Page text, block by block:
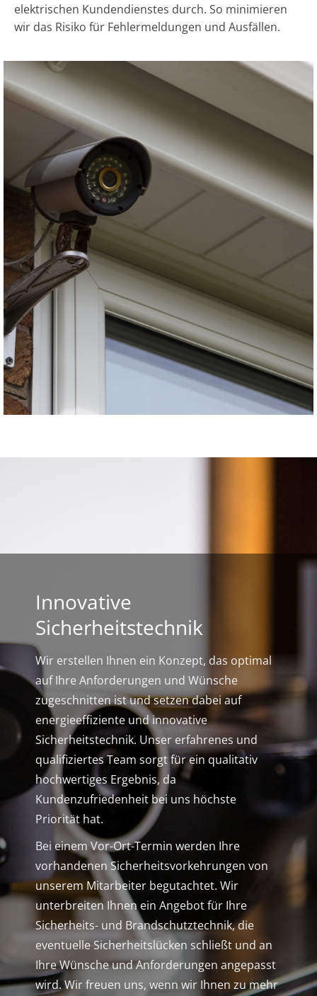
elektrischen Kundendienstes durch. So minimieren
wir das Risiko für Fehlermeldungen und Ausfällen.
Innovative
Sicherheitstechnik
Wir erstellen Ihnen ein Konzept, das optimal
auf Ihre Anforderungen und Wünsche
zugeschnitten ist und setzen dabei auf
energieeffiziente und innovative
Sicherheitstechnik. Unser erfahrenes und
qualifiziertes Team sorgt für ein qualitativ
hochwertiges Ergebnis, da
Kundenzufriedenheit bei uns höchste
Priorität hat.
Bei einem Vor-Ort-Termin werden Ihre
vorhandenen Sicherheitsvorkehrungen von
unserem Mit­arbeiter begutachtet. Wir
unterbreiten Ihnen ein Angebot für Ihre
Sicherheits- und Brandschutz­technik, die
eventuelle Sicherheitslücken schließt und an
Ihre Wünsche und Anforderungen ange­passt
wird. Wir freuen uns, wenn wir Ihnen zu mehr